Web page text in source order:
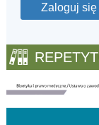
Zaloguj się